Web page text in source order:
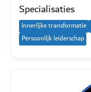
Specialisaties
Innerlijke transformatie
Persoonlijk leiderschap